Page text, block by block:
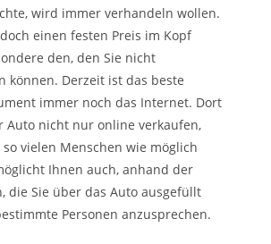
wird immer verhandeln wollen.
einen festen Preis im Kopf
den, den Sie nicht
können. Derzeit ist das beste
immer noch das Internet. Dort
Auto nicht nur online verkaufen,
vielen Menschen wie möglich
Ihnen auch, anhand der
die Sie über das Auto ausgefüllt
Personen anzusprechen.